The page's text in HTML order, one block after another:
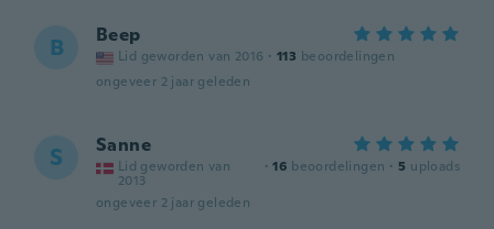
B Beep
Lid geworden van 2016 · 113 beoordelingen
ongeveer 2 jaar geleden
S Sanne
Lid geworden van
2013
· 16 beoordelingen · 5 uploads
ongeveer 2 jaar geleden